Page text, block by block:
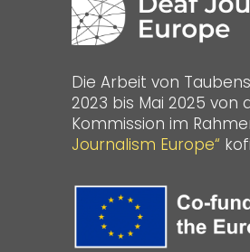
Die Arbeit von
2023 bis Mai 2025 von
Kommission im
Journalism Europe“